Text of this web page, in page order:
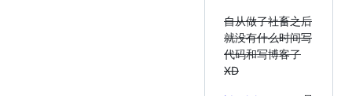
自从做了社畜之后
就没有什么时间写
代码和写博客了
XD